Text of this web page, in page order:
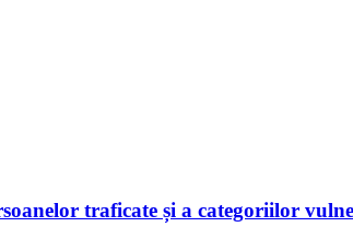
traficate și a categoriilor